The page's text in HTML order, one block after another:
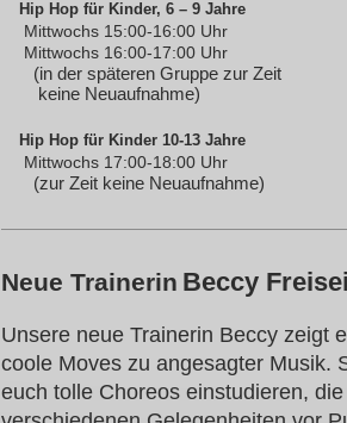
Hip Hop für Kinder, 6 – 9 Jahre
Mittwochs 15:00-16:00 Uhr
Mittwochs 16:00-17:00 Uhr
(in der späteren Gruppe zur Zeit
keine Neuaufnahme)
Hip Hop für Kinder 10-13 Jahre
Mittwochs 17:00-18:00 Uhr
(zur Zeit keine Neuaufnahme)
Neue Trainerin Beccy
Unsere neue Trainerin Beccy zeigt
coole Moves zu angesagter Musik.
euch tolle Choreos einstudieren,